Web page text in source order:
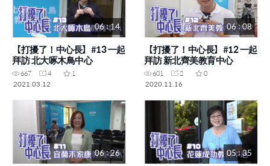
06 : 14
【打擾了！中心長】#13 一起
拜訪 北大啄木鳥中心
667 4
1
2021.03.12
06 : 08
【打擾了！中心長】#12 一起
拜訪 新北齊美教育中心
601 2
0
2020.11.16
06 : 26 05 : 35